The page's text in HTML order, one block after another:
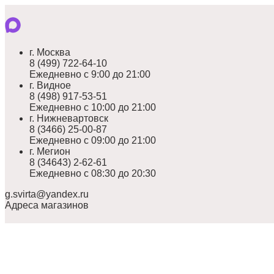
г. Москва
8 (499) 722-64-10
Ежедневно с 9:00 до 21:00
г. Видное
8 (498) 917-53-51
Ежедневно с 10:00 до 21:00
г. Нижневартовск
8 (3466) 25-00-87
Ежедневно с 09:00 до 21:00
г. Мегион
8 (34643) 2-62-61
Ежедневно с 08:30 до 20:30
g.svirta@yandex.ru
Адреса магазинов